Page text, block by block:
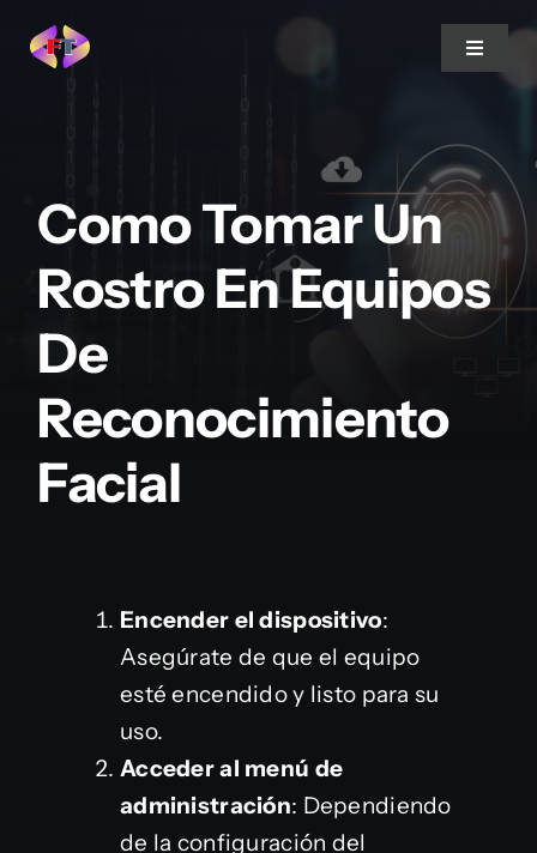
Toggle
Productos
Servicios
Blog
Como Tomar Un
Rostro En Equipos
De
Reconocimiento
Facial
Encender el dispositivo:
Asegúrate de que el equipo
esté encendido y listo para su
uso.
Acceder al menú de
administración: Dependiendo
de la configuración del